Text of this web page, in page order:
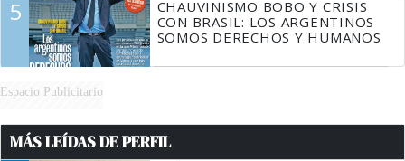
5
CHAUVINISMO BOBO Y CRISIS
CON BRASIL: LOS ARGENTINOS
SOMOS DERECHOS Y HUMANOS
Espacio Publicitario
MÁS LEÍDAS DE PERFIL